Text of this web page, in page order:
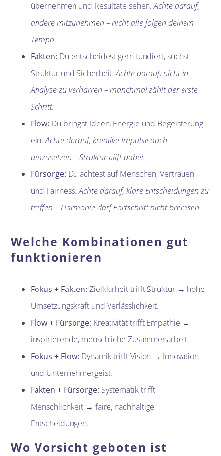
übernehmen und Resultate sehen.Achte darauf,
andere mitzunehmen – nicht alle folgen deinem
Tempo.
Fakten: Du entscheidest gern fundiert, suchst
Struktur und Sicherheit.Achte darauf, nicht in
Analyse zu verharren – manchmal zählt der erste
Schritt.
Flow: Du bringst Ideen, Energie und Begeisterung
ein.Achte darauf, kreative Impulse auch
umzusetzen – Struktur hilft dabei.
Fürsorge: Du achtest auf Menschen, Vertrauen
und Fairness.Achte darauf, klare Entscheidungen zu
treffen – Harmonie darf Fortschritt nicht bremsen.
Welche Kombinationen gut
funktionieren
Fokus + Fakten: Zielklarheit trifft Struktur → hohe
Umsetzungskraft und Verlässlichkeit.
Flow + Fürsorge: Kreativität trifft Empathie →
inspirierende, menschliche Zusammenarbeit.
Fokus + Flow: Dynamik trifft Vision → Innovation
und Unternehmergeist.
Fakten + Fürsorge: Systematik trifft
Menschlichkeit → faire, nachhaltige
Entscheidungen.
Wo Vorsicht geboten ist